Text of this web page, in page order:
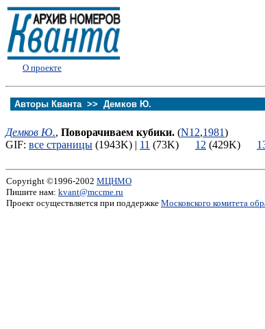
О проекте
Авторы Кванта >> Демков Ю.
Демков Ю., Поворачиваем кубики. (N12,1981)
GIF: все страницы (1943K) | 11 (73K) 12 (429K)
Copyright ©1996-2002 МЦНМО
Пишите нам: kvant@mccme.ru
Проект осуществляется при поддержке Московского комитета